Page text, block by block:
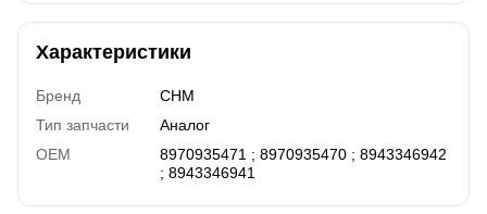
Характеристики
Бренд
CHM
Тип запчасти
Аналог
OEM
8970935471 ; 8970935470 ; 8943346942
; 8943346941